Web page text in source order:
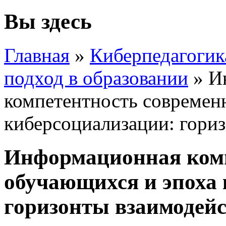
Вы здесь
Главная »
подход в образовании »
компетентность
киберсоциализации:
Информационная
обучающихся и эпоха
горизонты